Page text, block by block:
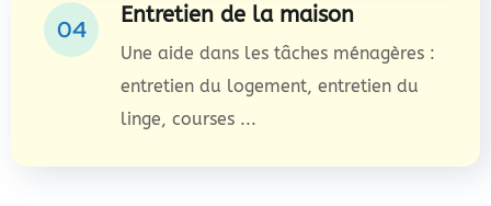
04
Entretien de la maison
Une aide dans les tâches ménagères :
entretien du logement, entretien du
linge, courses ...